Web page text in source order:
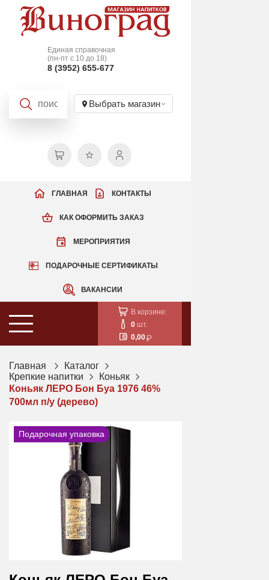
Единая справочная
(пн-пт с 10 до 18)
8 (3952) 655-677
Выбрать магазин
КАК ОФОРМИТЬ ЗАКАЗ
МЕРОПРИЯТИЯ
ПОДАРОЧНЫЕ СЕРТИФИКАТЫ
ВАКАНСИИ
ГЛАВНАЯ КОНТАКТЫ
В корзине:
0 шт.
0,00
Главная
Каталог
Крепкие напитки
Коньяк
Коньяк ЛЕРО Бон Буа 1976 46%
700мл п/у (дерево)
Подарочная упаковка